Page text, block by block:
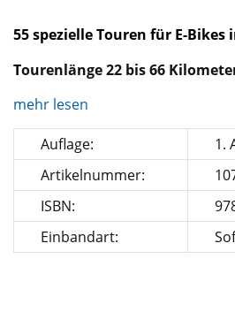
55 spezielle Touren für E-
Tourenlänge 22 bis 66
mehr lesen
Auflage:
1.
Artikelnummer:
ISBN:
Einbandart: